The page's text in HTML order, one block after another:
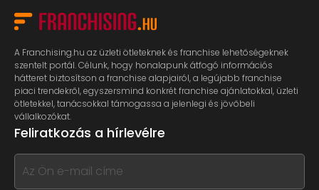
A Franchising.hu az üzleti ötleteknek és franchise lehetőségeknek
szentelt portál. Célunk, hogy honalapunk átfogó információs
hátteret biztosítson a franchise alapjairól, a legújabb franchise
piaci trendekről, egyszersmind konkrét franchise ajánlatokkal, üzleti
ötletekkel, tanácsokkal támogassa a jelenlegi és jövőbeli
vállalkozókat.
Feliratkozás a hírlevélre
If
you